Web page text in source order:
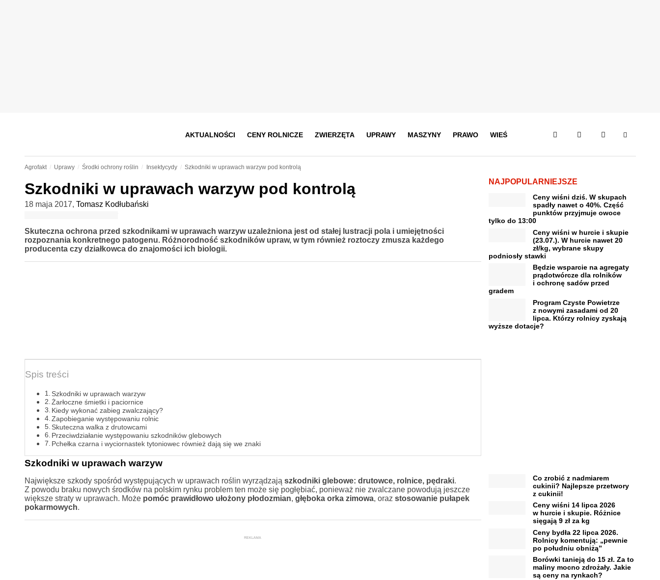
AKTUALNOŚCI CENY ROLNICZE ZWIERZĘTA UPRAWY MASZYNY PRAWO WIEŚ
Agrofakt Uprawy Środki ochrony roślin Insektycydy Szkodniki w uprawach warzyw pod kontrolą
Szkodniki w uprawach warzyw pod kontrolą
18 maja 2017, Tomasz Kodłubański
Skuteczna ochrona przed szkodnikami w uprawach warzyw uzależniona jest od stałej lustracji pola i umiejętności
rozpoznania konkretnego patogenu. Różnorodność szkodników upraw, w tym również roztoczy zmusza każdego
producenta czy działkowca do znajomości ich biologii.
Spis treści
Szkodniki w uprawach warzyw
Żarłoczne śmietki i paciornice
Kiedy wykonać zabieg zwalczający?
Zapobieganie występowaniu rolnic
Skuteczna walka z drutowcami
Przeciwdziałanie występowaniu szkodników glebowych
Pchełka czarna i wyciornastek tytoniowec również dają się we znaki
Szkodniki w uprawach warzyw
Największe szkody spośród występujących w uprawach roślin wyrządzają szkodniki glebowe: drutowce, rolnice, pędraki.
Z powodu braku nowych środków na polskim rynku problem ten może się pogłębiać, ponieważ nie zwalczane powodują jeszcze
większe straty w uprawach. Możepomóc prawidłowo ułożony płodozmian, głęboka orka zimowa, oraz stosowanie pułapek
pokarmowych.
REKLAMA
NAJPOPULARNIEJSZE
Ceny wiśni dziś. W skupach
spadły nawet o 40%. Część
punktów przyjmuje owoce
tylko do 13:00
Ceny wiśni w hurcie i skupie
(23.07.). W hurcie nawet 20
zł/kg, wybrane skupy
podniosły stawki
Będzie wsparcie na agregaty
prądotwórcze dla rolników
i ochronę sadów przed
gradem
Program Czyste Powietrze
z nowymi zasadami od 20
lipca. Którzy rolnicy zyskają
wyższe dotacje?
Co zrobić z nadmiarem
cukinii? Najlepsze przetwory
z cukinii!
Ceny wiśni 14 lipca 2026
w hurcie i skupie. Różnice
sięgają 9 zł za kg
Ceny bydła 22 lipca 2026.
Rolnicy komentują: „pewnie
po południu obniżą”
Borówki tanieją do 15 zł. Za to
maliny mocno zdrożały. Jakie
są ceny na rynkach?